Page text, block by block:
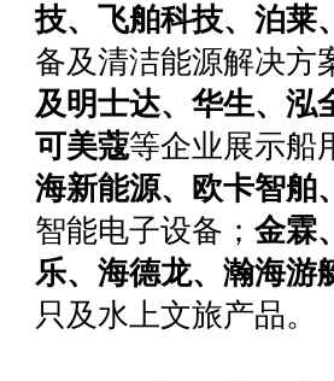
技、飞舶科技、泊莱
备及清洁能源解决方
及明士达、华生、泓
可美蔻等企业展示船
海新能源、欧卡智舶
智能电子设备；金霖
乐、海德龙、瀚海游
只及水上文旅产品。